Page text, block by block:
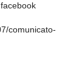
comunicato-